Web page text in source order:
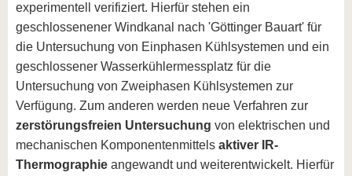
experimentell verifiziert. Hierfür stehen ein
geschlossenener Windkanal nach 'Göttinger Bauart' für
die Untersuchung von Einphasen Kühlsystemen und ein
geschlossener Wasserkühlermessplatz für die
Untersuchung von Zweiphasen Kühlsystemen zur
Verfügung. Zum anderen werden neue Verfahren zur
zerstörungsfreien Untersuchung von elektrischen und
mechanischen Komponentenmittels aktiver IR-
Thermographie angewandt und weiterentwickelt. Hierfür